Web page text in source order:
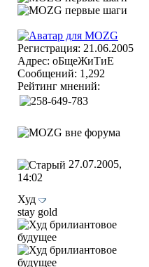
Регистрация: 21.06.2005
Адрес: оБщеЖиТиЕ
Сообщений: 1,292
Рейтинг мнений:
27.07.2005,
14:02
Худ
stay gold